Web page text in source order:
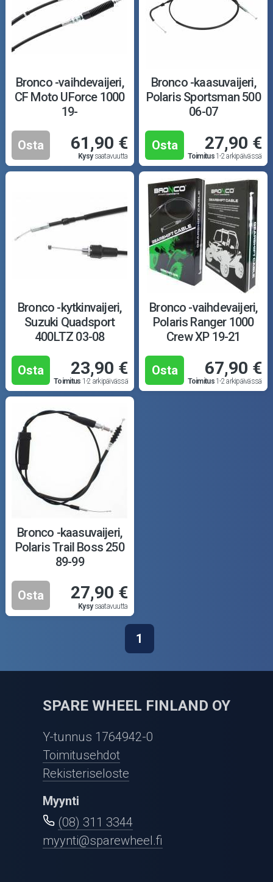
Bronco -vaihdevaijeri,
CF Moto UForce 1000
19-
Osta 61,90 €
Kysysaatavuutta
Bronco -kaasuvaijeri,
Polaris Sportsman 500
06-07
Osta 27,90 €
Toimitus1-2 arkipäivässä
Bronco -kytkinvaijeri,
Suzuki Quadsport
400LTZ 03-08
Osta 23,90 €
Toimitus 1-2 arkipäivässä
Bronco -vaihdevaijeri,
Polaris Ranger 1000
Crew XP 19-21
Osta 67,90 €
Toimitus1-2 arkipäivässä
Bronco -kaasuvaijeri,
Polaris Trail Boss 250
89-99
Osta 27,90 €
Kysysaatavuutta
1
SPARE WHEEL FINLAND OY
Y-tunnus 1764942-0
Toimitusehdot
Rekisteriseloste
Myynti
(08) 311 3344
myynti@sparewheel.fi